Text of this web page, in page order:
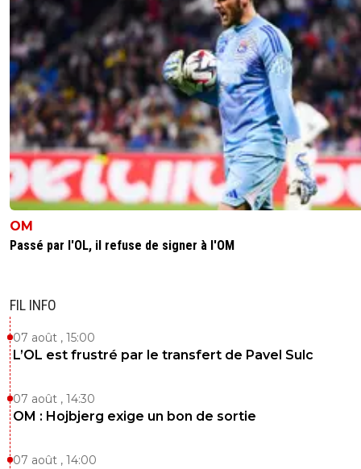
OM
Passé par l'OL, il refuse de signer à l'OM
FIL INFO
07 août , 15:00
L’OL est frustré par le transfert de Pavel Sulc
07 août , 14:30
OM : Hojbjerg exige un bon de sortie
07 août , 14:00